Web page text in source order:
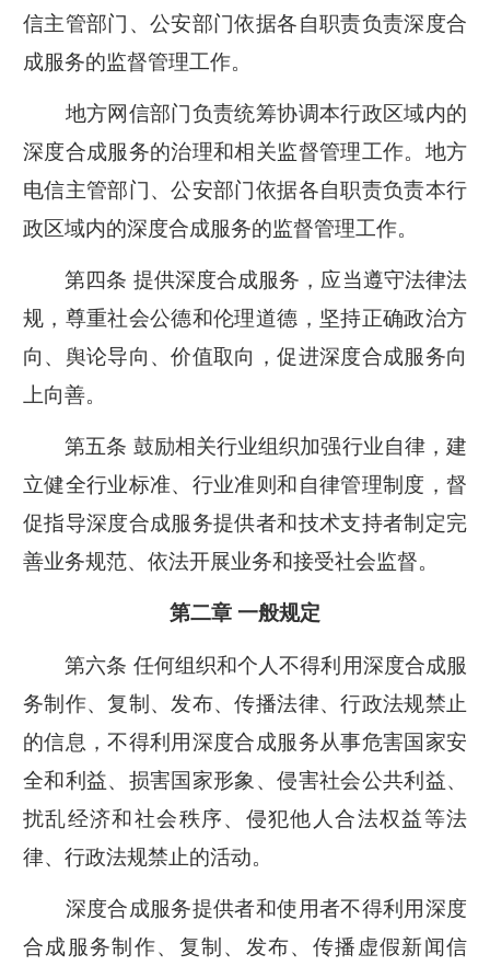
信主管部门、公安部门依据各自职责负责深度合
成服务的监督管理工作。
地方网信部门负责统筹协调本行政区域内的
深度合成服务的治理和相关监督管理工作。地方
电信主管部门、公安部门依据各自职责负责本行
政区域内的深度合成服务的监督管理工作。
第四条 提供深度合成服务，应当遵守法律法
规，尊重社会公德和伦理道德，坚持正确政治方
向、舆论导向、价值取向，促进深度合成服务向
上向善。
第五条 鼓励相关行业组织加强行业自律，建
立健全行业标准、行业准则和自律管理制度，督
促指导深度合成服务提供者和技术支持者制定完
善业务规范、依法开展业务和接受社会监督。
第二章 一般规定
第六条 任何组织和个人不得利用深度合成服
务制作、复制、发布、传播法律、行政法规禁止
的信息，不得利用深度合成服务从事危害国家安
全和利益、损害国家形象、侵害社会公共利益、
扰乱经济和社会秩序、侵犯他人合法权益等法
律、行政法规禁止的活动。
深度合成服务提供者和使用者不得利用深度
合成服务制作、复制、发布、传播虚假新闻信